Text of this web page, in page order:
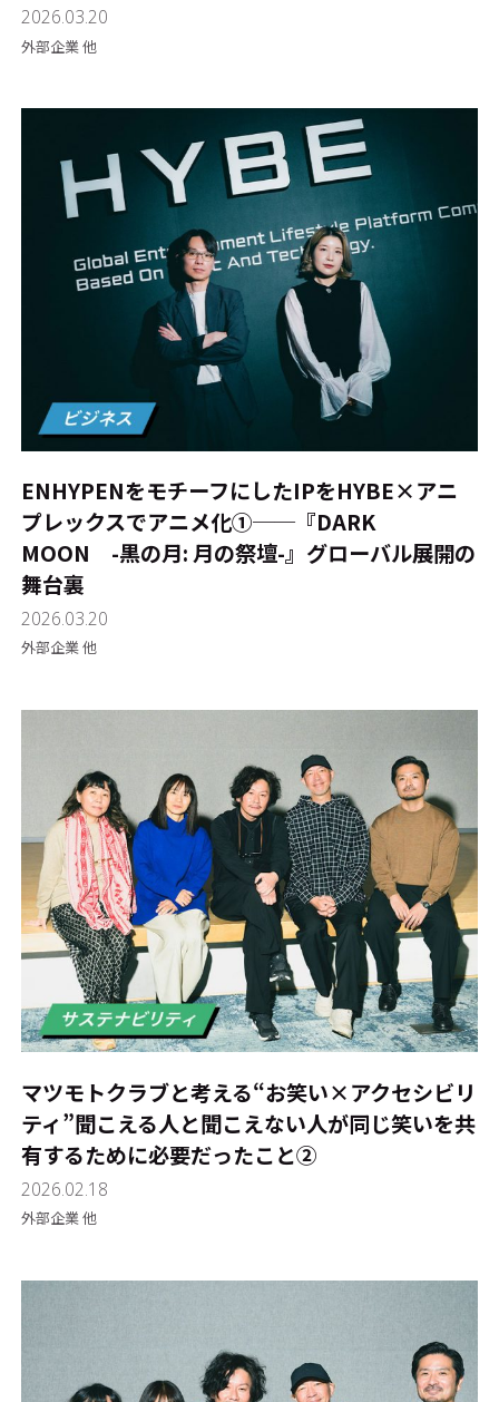
2026.03.20
外部企業 他
ENHYPENをモチーフにしたIPをHYBE×アニ
プレックスでアニメ化①──『DARK
MOON -黒の月: 月の祭壇-』グローバル展開の
舞台裏
2026.03.20
外部企業 他
マツモトクラブと考える“お笑い×アクセシビリ
ティ”――聞こえる人と聞こえない人が同じ笑いを共
有するために必要だったこと②
2026.02.18
外部企業 他